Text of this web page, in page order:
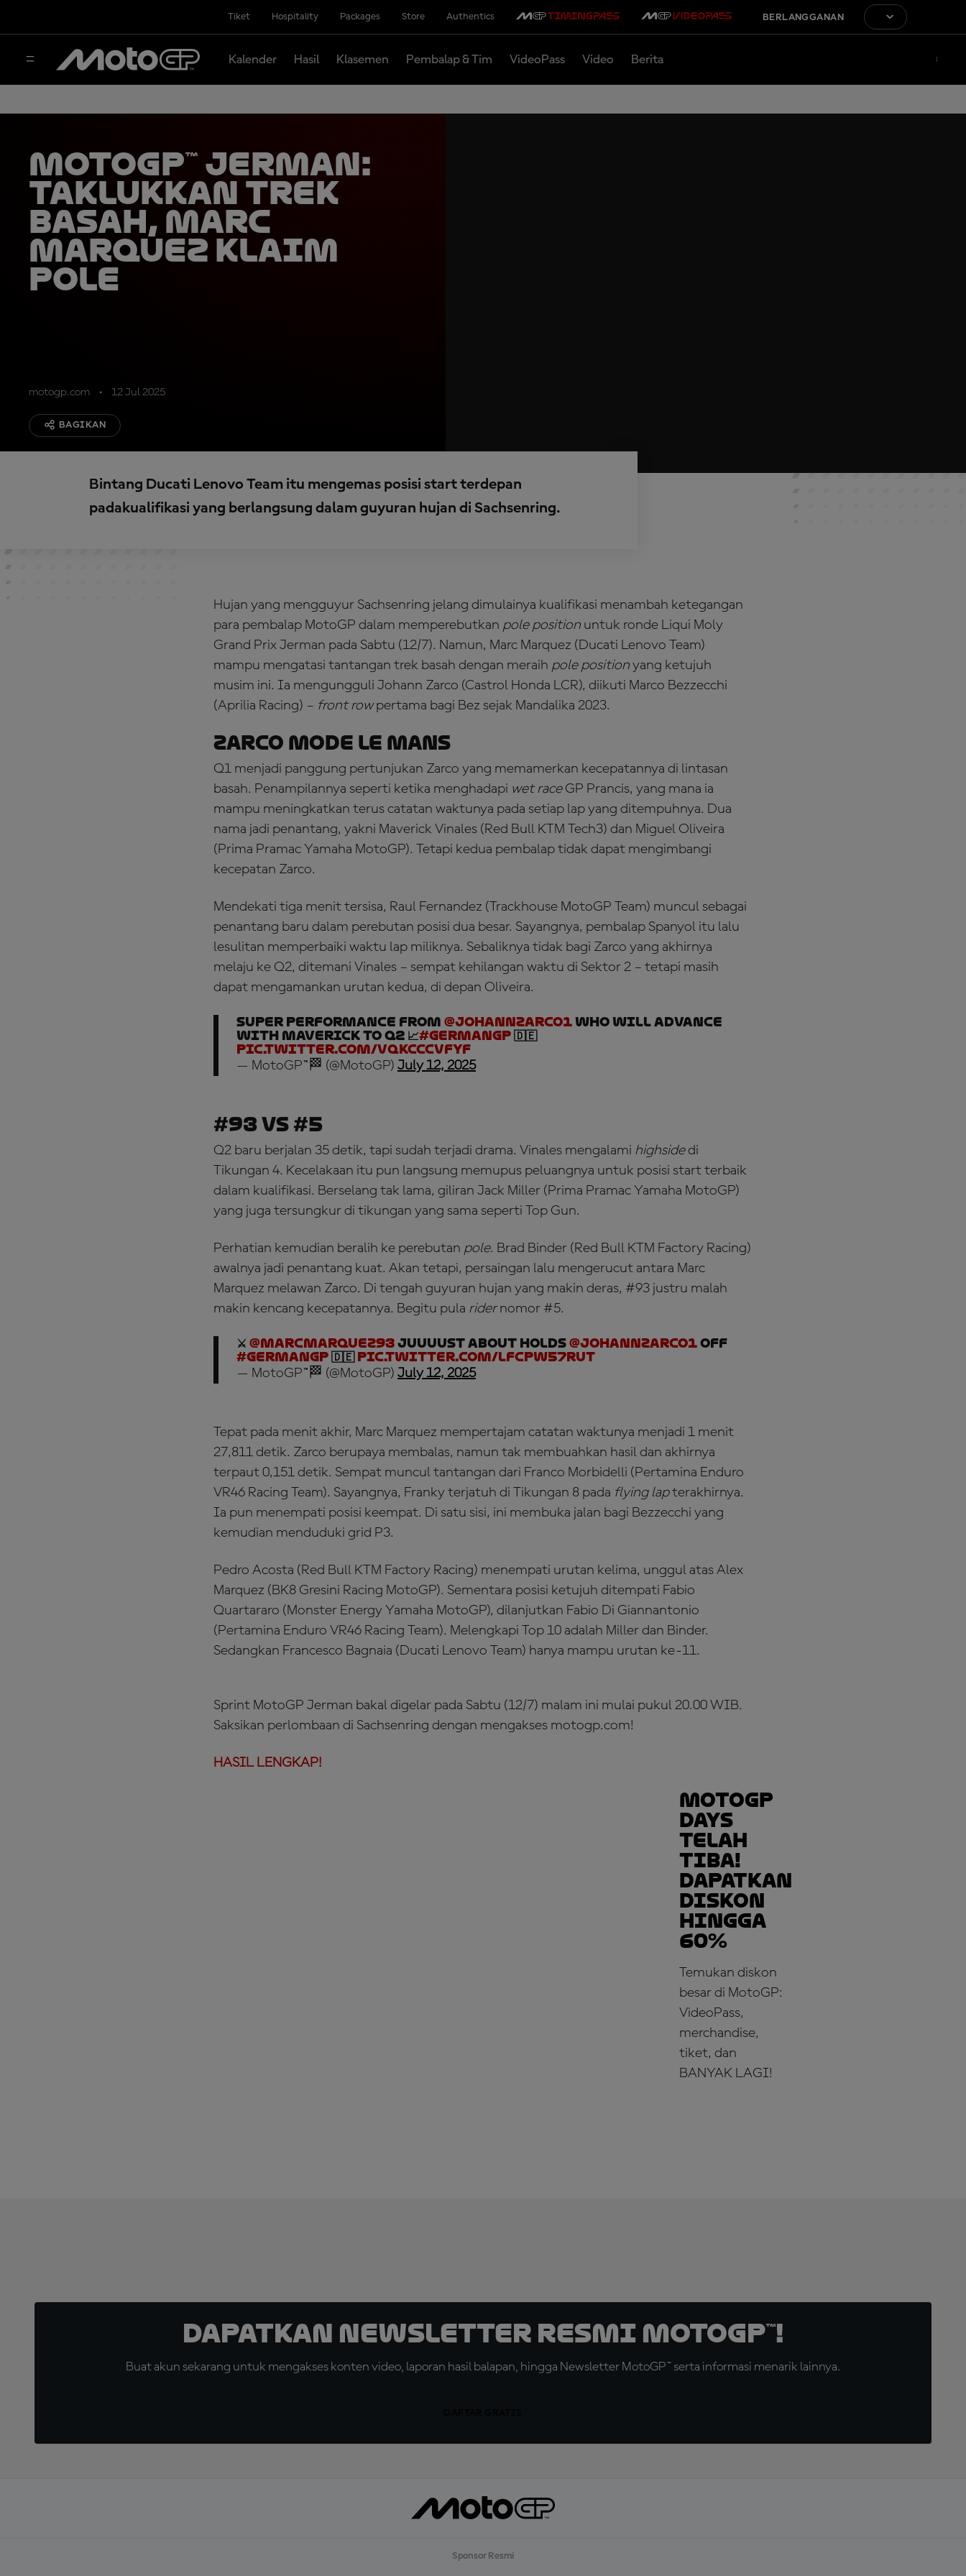
Tiket Hospitality Packages Store Authentics BERLANGGANAN
Kalender Hasil Klasemen Pembalap & Tim VideoPass Video Berita
MotoGP™ Jerman:
Taklukkan Trek
Basah, Marc
Marquez Klaim
Pole
motogp.com 12 Jul 2025
BAGIKAN
Bintang Ducati Lenovo Team itu mengemas posisi start terdepan
padakualifikasi yang berlangsung dalam guyuran hujan di Sachsenring.
Hujan yang mengguyur Sachsenring jelang dimulainya kualifikasi menambah ketegangan
para pembalap MotoGP dalam memperebutkan pole position untuk ronde Liqui Moly
Grand Prix Jerman pada Sabtu (12/7). Namun, Marc Marquez (Ducati Lenovo Team)
mampu mengatasi tantangan trek basah dengan meraih pole position yang ketujuh
musim ini. Ia mengungguli Johann Zarco (Castrol Honda LCR), diikuti Marco Bezzecchi
(Aprilia Racing) – front rowpertama bagi Bez sejak Mandalika 2023.
Zarco Mode Le Mans
Q1 menjadi panggung pertunjukan Zarco yang memamerkan kecepatannya di lintasan
basah. Penampilannya seperti ketika menghadapi wet race GP Prancis, yang mana ia
mampu meningkatkan terus catatan waktunya pada setiap lap yang ditempuhnya. Dua
nama jadi penantang, yakni Maverick Vinales (Red Bull KTM Tech3) dan Miguel Oliveira
(Prima Pramac Yamaha MotoGP). Tetapi kedua pembalap tidak dapat mengimbangi
kecepatan Zarco.
Mendekati tiga menit tersisa, Raul Fernandez (Trackhouse MotoGP Team) muncul sebagai
penantang baru dalam perebutan posisi dua besar. Sayangnya, pembalap Spanyol itu lalu
lesulitan memperbaiki waktu lap miliknya. Sebaliknya tidak bagi Zarco yang akhirnya
melaju ke Q2, ditemani Vinales – sempat kehilangan waktu di Sektor 2 – tetapi masih
dapat mengamankan urutan kedua, di depan Oliveira.
Super performance from @johannzarco1 who will advance
with Maverick to Q2 📈#GermanGP🇩🇪
pic.twitter.com/VqkcccvfYf
— MotoGP™🏁 (@MotoGP) July 12, 2025
#93 Vs #5
Q2 baru berjalan 35 detik, tapi sudah terjadi drama. Vinales mengalami highsidedi
Tikungan 4. Kecelakaan itu pun langsung memupus peluangnya untuk posisi start terbaik
dalam kualifikasi. Berselang tak lama, giliran Jack Miller (Prima Pramac Yamaha MotoGP)
yang juga tersungkur di tikungan yang sama seperti Top Gun.
Perhatian kemudian beralih ke perebutan pole. Brad Binder (Red Bull KTM Factory Racing)
awalnya jadi penantang kuat. Akan tetapi, persaingan lalu mengerucut antara Marc
Marquez melawan Zarco. Di tengah guyuran hujan yang makin deras, #93 justru malah
makin kencang kecepatannya. Begitu pula ridernomor #5.
⚔️ @marcmarquez93juuuust about holds@johannzarco1off
#GermanGP🇩🇪pic.twitter.com/LfcPw57ruT
— MotoGP™🏁 (@MotoGP) July 12, 2025
Tepat pada menit akhir, Marc Marquez mempertajam catatan waktunya menjadi 1 menit
27,811 detik. Zarco berupaya membalas, namun tak membuahkan hasil dan akhirnya
terpaut 0,151 detik. Sempat muncul tantangan dari Franco Morbidelli (Pertamina Enduro
VR46 Racing Team). Sayangnya, Franky terjatuh di Tikungan 8 pada flying lapterakhirnya.
Ia pun menempati posisi keempat. Di satu sisi, ini membuka jalan bagi Bezzecchi yang
kemudian menduduki grid P3.
Pedro Acosta (Red Bull KTM Factory Racing) menempati urutan kelima, unggul atas Alex
Marquez (BK8 Gresini Racing MotoGP). Sementara posisi ketujuh ditempati Fabio
Quartararo (Monster Energy Yamaha MotoGP), dilanjutkan Fabio Di Giannantonio
(Pertamina Enduro VR46 Racing Team). Melengkapi Top 10 adalah Miller dan Binder.
Sedangkan Francesco Bagnaia (Ducati Lenovo Team) hanya mampu urutan ke-11.
Sprint MotoGP Jerman bakal digelar pada Sabtu (12/7) malam ini mulai pukul 20.00 WIB.
Saksikan perlombaan di Sachsenring dengan mengakses motogp.com!
HASIL LENGKAP!
MotoGP
DAYS
TELAH
TIBA!
Dapatkan
Diskon
hingga
60%
Temukan diskon
besar di MotoGP:
VideoPass,
merchandise,
tiket, dan
BANYAK LAGI!
Dapatkan Newsletter Resmi MotoGP™!
Buat akun sekarang untuk mengakses konten video, laporan hasil balapan, hingga Newsletter MotoGP™ serta informasi menarik lainnya.
Sponsor Resmi